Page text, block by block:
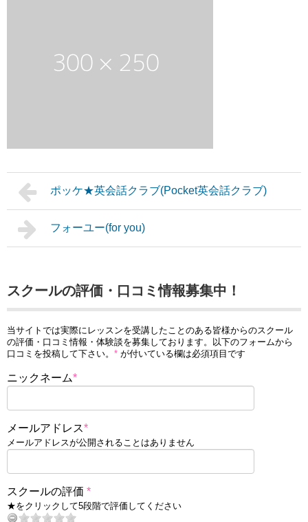
ポッケ★英会話クラブ(Pocket英会話クラブ)
フォーユー(for you)
スクールの評価・口コミ情報募集中！
当サイトでは実際にレッスンを受講したことのある皆様からのスクール
の評価・口コミ情報・体験談を募集しております。以下のフォームから
口コミを投稿して下さい。 * が付いている欄は必須項目です
ニックネーム*
メールアドレス*
メールアドレスが公開されることはありません
スクールの評価 *
★をクリックして5段階で評価してください